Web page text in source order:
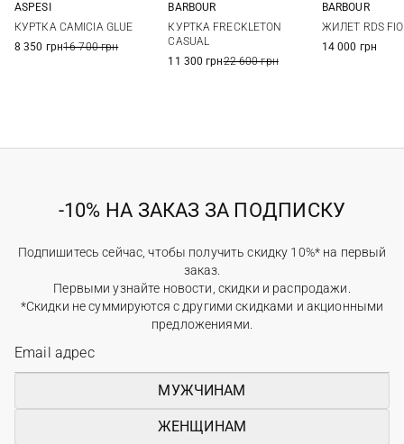
ASPESI
КУРТКА CAMICIA GLUE
8 350 грн16 700 грн
16
BARBOUR
КУРТКА FRECKLETON
CASUAL
11 300 грн22 600 грн
BARBOUR
ЖИЛЕТ RDS
14 000 грн
-10% НА ЗАКАЗ ЗА ПОДПИСКУ
Подпишитесь сейчас, чтобы получить скидку 10%* на первый
заказ.
Первыми узнайте новости, скидки и распродажи.
*Скидки не суммируются с другими скидками и акционными
предложениями.
МУЖЧИНАМ
ЖЕНЩИНАМ